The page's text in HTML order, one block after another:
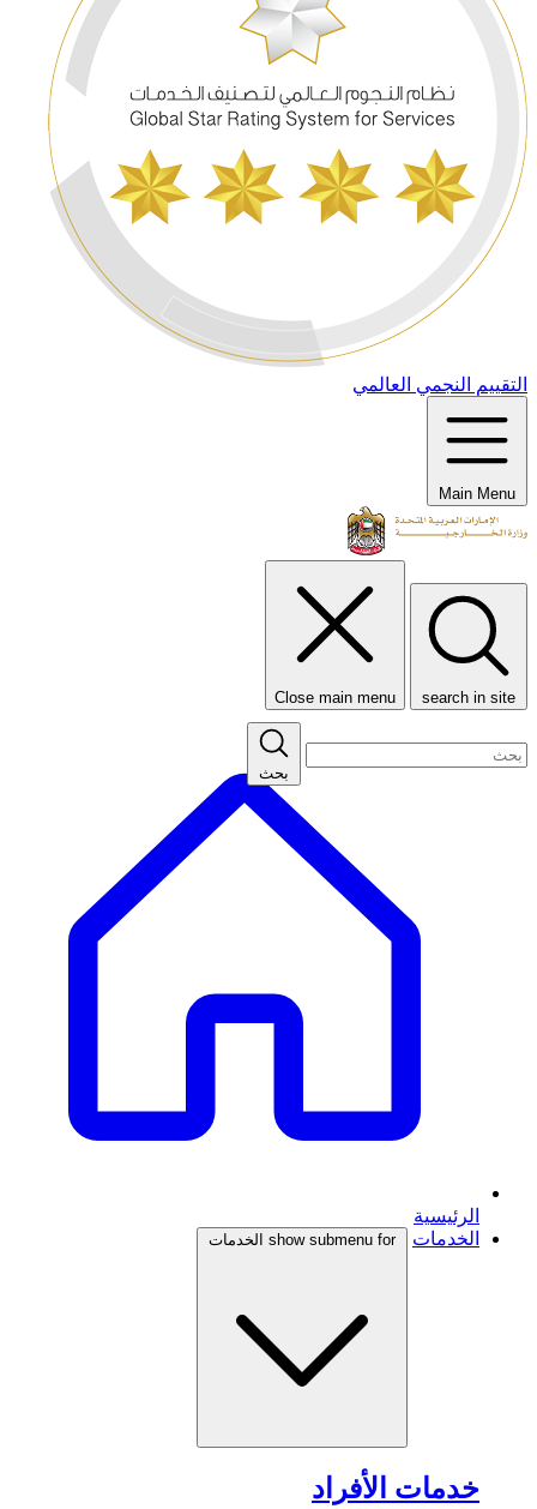
التقييم النجمي العالمي
Main Menu
search in site
Close main menu
بحث
الرئيسية
الخدمات
show submenu for الخدمات
خدمات الأفراد